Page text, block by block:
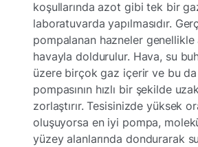
koşullarında azot gibi tek bir
laboratuvarda yapılmasıdır.
pompalanan hazneler
havayla doldurulur. Hava, su
üzere birçok gaz içerir ve bu
pompasının hızlı bir şekilde
zorlaştırır. Tesisinizde yüksek
oluşuyorsa en iyi pompa,
yüzey alanlarında dondurarak su